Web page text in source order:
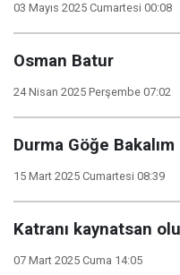
03 Mayıs 2025 Cumartesi 00:08
Osman Batur
24 Nisan 2025 Perşembe 07:02
Durma Göğe Bakalım
15 Mart 2025 Cumartesi 08:39
Katranı kaynatsan
07 Mart 2025 Cuma 14:05